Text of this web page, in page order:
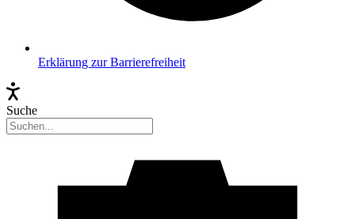
Erklärung zur Barrierefreiheit
Suche